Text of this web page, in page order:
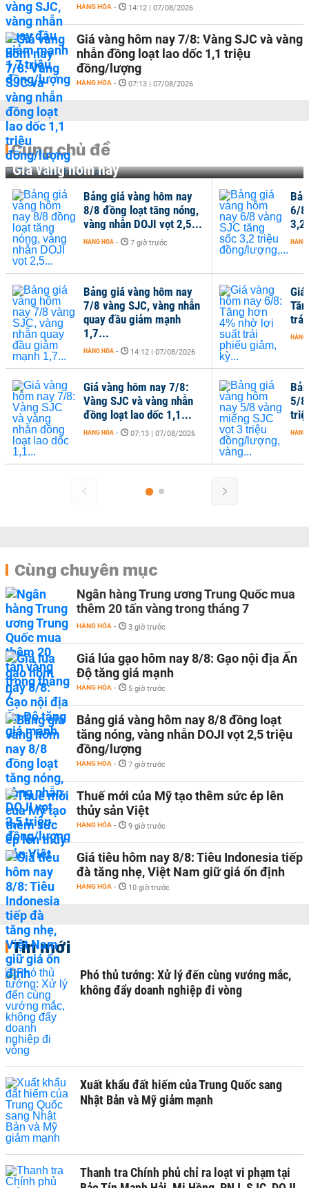
HÀNG HÓA - 14:12 | 07/08/2026
Giá vàng hôm nay 7/8: Vàng SJC và vàng
nhẫn đồng loạt lao dốc 1,1 triệu
đồng/lượng
HÀNG HÓA - 07:13 | 07/08/2026
Cùng chủ đề
Giá vàng hôm nay
Bảng giá vàng hôm nay
8/8 đồng loạt tăng nóng,
vàng nhẫn DOJI vọt 2,5...
HÀNG HÓA - 7 giờ trước
Bảng giá vàng hôm nay
7/8 vàng SJC, vàng nhẫn
quay đầu giảm mạnh
1,7...
HÀNG HÓA - 14:12 | 07/08/2026
Giá vàng hôm nay 7/8:
Vàng SJC và vàng nhẫn
đồng loạt lao dốc 1,1...
HÀNG HÓA - 07:13 | 07/08/2026
6/8
3,2
HÀNG
trái
HÀNG
5/8
HÀNG
Cùng chuyên mục
Ngân hàng Trung ương Trung Quốc mua
thêm 20 tấn vàng trong tháng 7
HÀNG HÓA - 3 giờ trước
Giá lúa gạo hôm nay 8/8: Gạo nội địa Ấn
Độ tăng giá mạnh
HÀNG HÓA - 5 giờ trước
Bảng giá vàng hôm nay 8/8 đồng loạt
tăng nóng, vàng nhẫn DOJI vọt 2,5 triệu
đồng/lượng
HÀNG HÓA - 7 giờ trước
Thuế mới của Mỹ tạo thêm sức ép lên
thủy sản Việt
HÀNG HÓA - 9 giờ trước
Giá tiêu hôm nay 8/8: Tiêu Indonesia tiếp
đà tăng nhẹ, Việt Nam giữ giá ổn định
HÀNG HÓA - 10 giờ trước
Tin mới
Phó thủ tướng: Xử lý đến cùng vướng mắc,
không đẩy doanh nghiệp đi vòng
Xuất khẩu đất hiếm của Trung Quốc sang
Nhật Bản và Mỹ giảm mạnh
Thanh tra Chính phủ chỉ ra loạt vi phạm tại